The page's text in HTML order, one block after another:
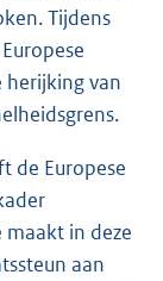
Tijdens
herijking van
de Europese
maakt in deze
aan